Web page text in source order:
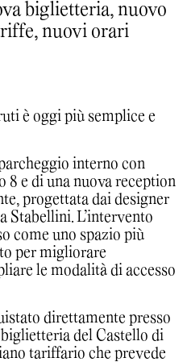
biglietteria, nuovo
nuovi orari
è oggi più semplice e
interno con
8 e di una nuova reception
progettata dai designer
Stabellini. L’intervento
come uno spazio più
per migliorare
le modalità di accesso
direttamente presso
del Castello di
tariffario che prevede